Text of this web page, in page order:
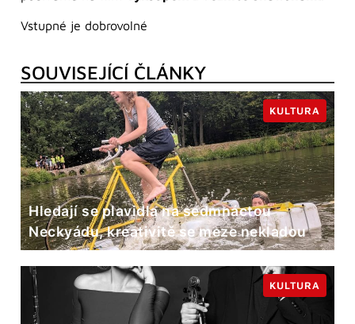
Vstupné je dobrovolné
SOUVISEJÍCÍ ČLÁNKY
Hledají se plavidla na sedmnáctou
Neckyádu, kreativitě se meze nekladou
KULTURA
KULTURA